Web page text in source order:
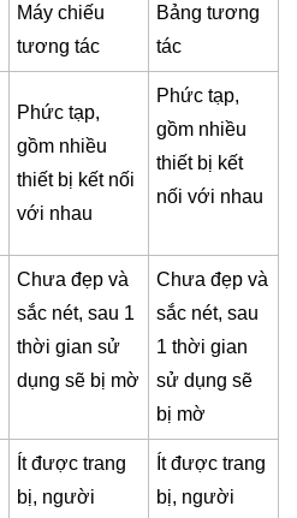
Máy chiếu
tương tác
Bảng tương
tác
Phức tạp,
gồm nhiều
thiết bị kết nối
với nhau
Phức tạp,
gồm nhiều
thiết bị kết
nối với nhau
Chưa đẹp và
sắc nét, sau 1
thời gian sử
dụng sẽ bị mờ
Chưa đẹp và
sắc nét, sau
1 thời gian
sử dụng sẽ
bị mờ
Ít được trang
bị, người
Ít được trang
bị, người